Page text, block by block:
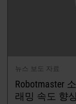
뉴스 보도 자료
Robotmaster
래밍 속도 향